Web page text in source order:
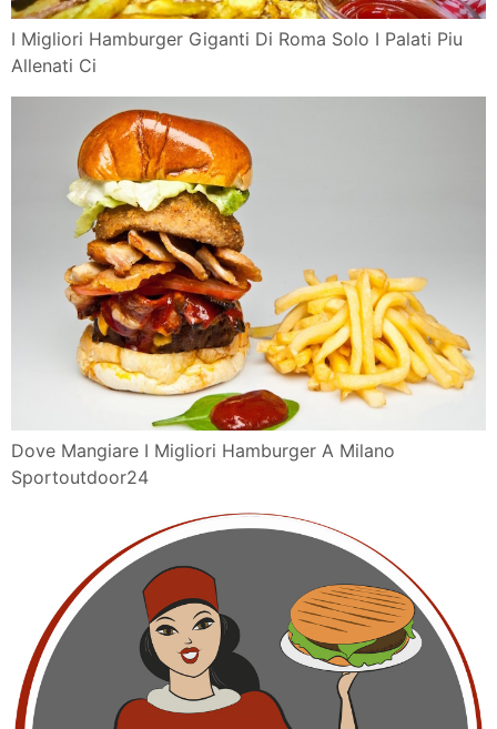
I Migliori Hamburger Giganti Di Roma Solo I Palati Piu
Allenati Ci
Dove Mangiare I Migliori Hamburger A Milano
Sportoutdoor24